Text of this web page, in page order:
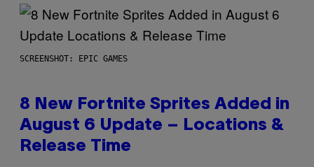
SCREENSHOT: EPIC GAMES
8 New Fortnite Sprites Added in
August 6 Update – Locations &
Release Time